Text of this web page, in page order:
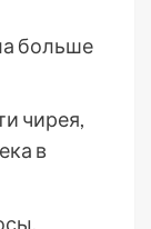
больше
чирея,
в